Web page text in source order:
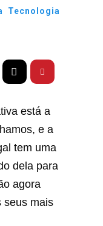
Tecnologia
está a
e a
tem uma
dela para
agora
seus mais